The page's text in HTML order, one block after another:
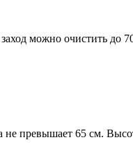
можно очистить до
превышает 65 см.